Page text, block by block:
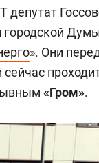
депутат
городской
». Они
«Гром».
Опыт
с